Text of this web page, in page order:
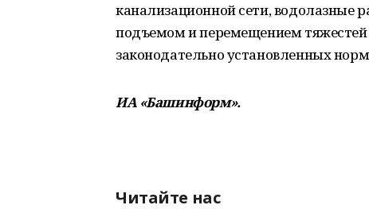
канализационной сети, водолазные
подъемом и перемещением
законодательно установленных
ИА «Башинформ».
Читайте нас